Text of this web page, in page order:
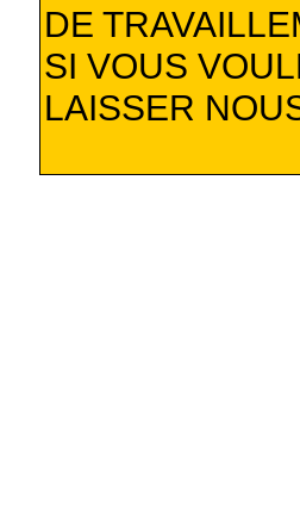
DE
SI VOUS
LAISSER